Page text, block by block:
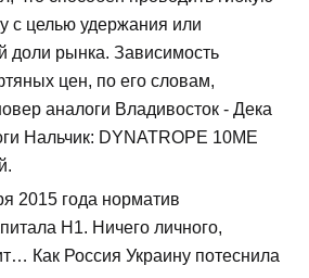
с целью удержания или
доли рынка. Зависимость
цен, по его словам,
аналоги Владивосток - Дека
Нальчик: DYNATROPE 10ME
2015 года норматив
Н1. Ничего личного,
Как Россия Украину потеснила